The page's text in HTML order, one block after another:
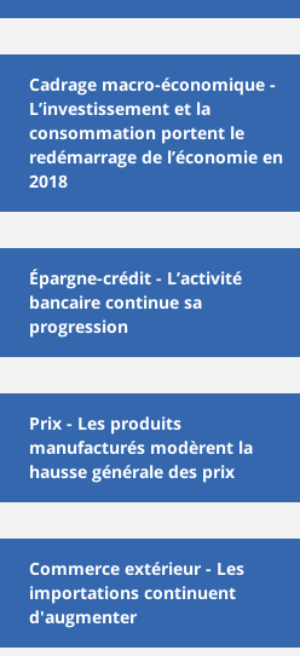
Cadrage macro-économique -
L’investissement et la
consommation portent le
redémarrage de l’économie en
2018
Épargne-crédit - L’activité
bancaire continue sa
progression
Prix - Les produits
manufacturés modèrent la
hausse générale des prix
Commerce extérieur - Les
importations continuent
d'augmenter